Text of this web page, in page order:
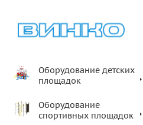
Оборудование детских
площадок
Оборудование
спортивных площадок